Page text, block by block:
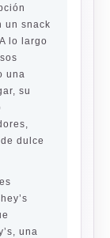
un snack
lo largo
una
su
dulce
una